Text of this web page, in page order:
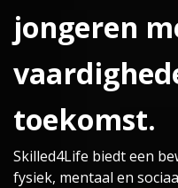
jongeren
toekomst.
Skilled4Life biedt een
fysiek, mentaal en